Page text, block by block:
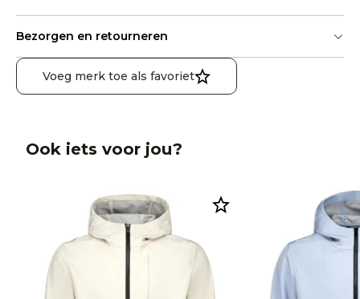
Bezorgen en retourneren
Voeg merk toe als favoriet
Ook iets voor jou?